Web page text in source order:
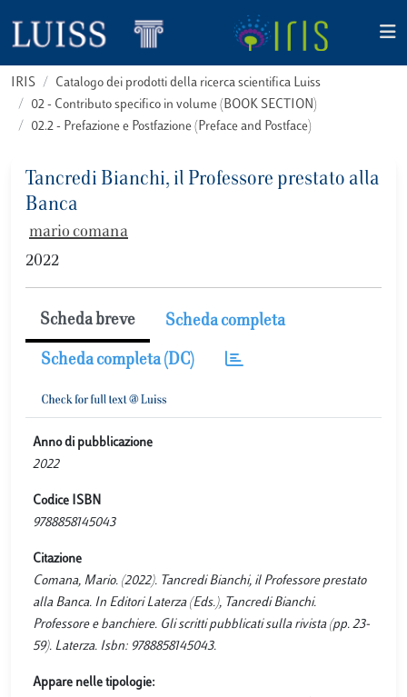
IRIS
Catalogo dei prodotti della ricerca scientifica Luiss
02 - Contributo specifico in volume (BOOK SECTION)
02.2 - Prefazione e Postfazione (Preface and Postface)
Tancredi Bianchi, il Professore prestato alla
Banca
mario comana
2022
Scheda breve Scheda completa
Scheda completa (DC)
Anno di pubblicazione
2022
Codice ISBN
9788858145043
Citazione
Comana, Mario. (2022). Tancredi Bianchi, il Professore prestato
alla Banca. In Editori Laterza (Eds.), Tancredi Bianchi.
Professore e banchiere. Gli scritti pubblicati sulla rivista (pp. 23-
59). Laterza. Isbn: 9788858145043.
Appare nelle tipologie: